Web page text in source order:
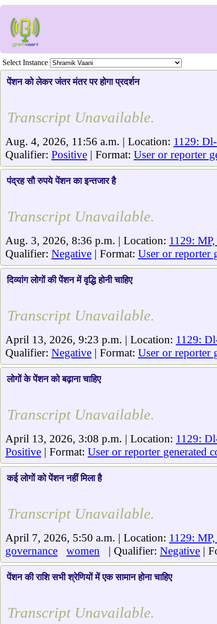
Select Instance
पेंशन को लेकर जंतर मंतर पर होगा प्रदर्शन
Transcript Unavailable.
Aug. 4, 2026, 11:56 a.m. | Location: 1129:
Qualifier: Positive | Format: User or reporter
पंद्रह सौ रुपये पेंशन का इन्तजार है
Transcript Unavailable.
Aug. 3, 2026, 8:36 p.m. | Location: 1129:
Qualifier: Negative | Format: User or reporter
दिव्यांग लोगों की पेंशन में वृद्धि होनी चाहिए
Transcript Unavailable.
April 13, 2026, 9:23 p.m. | Location: 1129:
Qualifier: Negative | Format: User or reporter
लोगों के पेंशन को बढ़ाना चाहिए
Transcript Unavailable.
April 13, 2026, 3:08 p.m. | Location: 1129:
Positive | Format: User or reporter generated
कई लोगों को पेंशन नहीं मिला है
Transcript Unavailable.
April 7, 2026, 5:50 a.m. | Location: 1129:
governance
women | Qualifier: Negative |
पेंशन की राशि सभी श्रेणियों में एक सामान होना चाहिए
Transcript Unavailable.